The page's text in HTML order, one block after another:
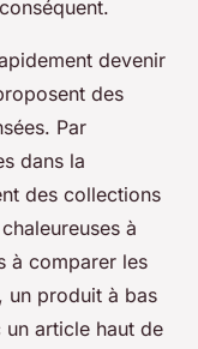
devenir
des
Par
dans la
des collections
à
à comparer les
un produit à bas
article haut de